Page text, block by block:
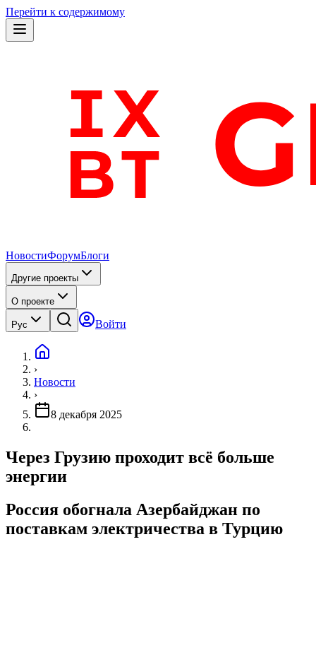
Перейти к содержимому
НовостиФорумБлоги
Другие проекты
О проекте
Рус Войти
›
Новости
›
8 декабря 2025
Через Грузию проходит всё больше
энергии
Россия обогнала Азербайджан по
поставкам электричества в Турцию